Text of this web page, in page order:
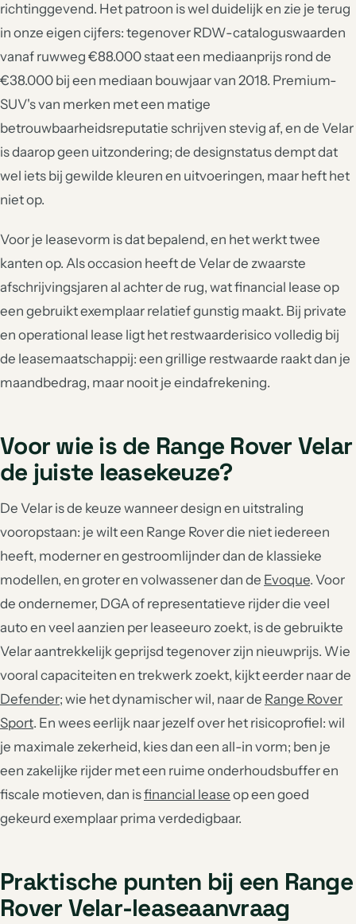
richtinggevend. Het patroon is wel duidelijk en zie je terug
in onze eigen cijfers: tegenover RDW-cataloguswaarden
vanaf ruwweg €88.000 staat een mediaanprijs rond de
€38.000 bij een mediaan bouwjaar van 2018. Premium-
SUV's van merken met een matige
betrouwbaarheidsreputatie schrijven stevig af, en de Velar
is daarop geen uitzondering; de designstatus dempt dat
wel iets bij gewilde kleuren en uitvoeringen, maar heft het
niet op.
Voor je leasevorm is dat bepalend, en het werkt twee
kanten op. Als occasion heeft de Velar de zwaarste
afschrijvingsjaren al achter de rug, wat financial lease op
een gebruikt exemplaar relatief gunstig maakt. Bij private
en operational lease ligt het restwaarderisico volledig bij
de leasemaatschappij: een grillige restwaarde raakt dan je
maandbedrag, maar nooit je eindafrekening.
Voor wie is de Range Rover Velar
de juiste leasekeuze?
De Velar is de keuze wanneer design en uitstraling
vooropstaan: je wilt een Range Rover die niet iedereen
heeft, moderner en gestroomlijnder dan de klassieke
modellen, en groter en volwassener dan de Evoque. Voor
de ondernemer, DGA of representatieve rijder die veel
auto en veel aanzien per leaseeuro zoekt, is de gebruikte
Velar aantrekkelijk geprijsd tegenover zijn nieuwprijs. Wie
vooral capaciteiten en trekwerk zoekt, kijkt eerder naar de
Defender; wie het dynamischer wil, naar de Range Rover
Sport. En wees eerlijk naar jezelf over het risicoprofiel: wil
je maximale zekerheid, kies dan een all-in vorm; ben je
een zakelijke rijder met een ruime onderhoudsbuffer en
fiscale motieven, dan isfinancial lease op een goed
gekeurd exemplaar prima verdedigbaar.
Praktische punten bij een Range
Rover Velar-leaseaanvraag